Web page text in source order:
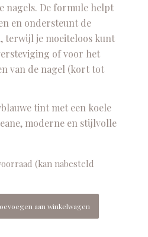
nagels. De formule helpt
en ondersteunt de
terwijl je moeiteloos kunt
of voor het
van de nagel (kort tot
tint met een koele
moderne en stijlvolle
(kan nabesteld
aan winkelwagen